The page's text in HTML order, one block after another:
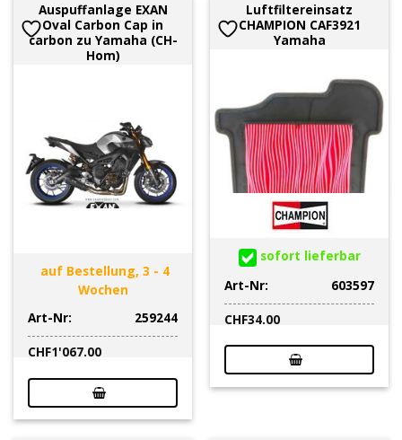
Auspuffanlage EXAN
Oval Carbon Cap in
carbon zu Yamaha (CH-
Hom)
auf Bestellung, 3 - 4
Wochen
Art-Nr:
259244
CHF1'067.00
Luftfiltereinsatz
CHAMPION CAF3921
Yamaha
sofort lieferbar
Art-Nr:
603597
CHF34.00